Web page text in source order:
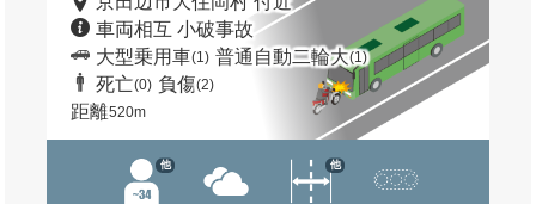
車両相互 小破事故
大型乗用車(1) 普通自動二輪大(1)
死亡(0) 負傷(2)
距離520m
他 他